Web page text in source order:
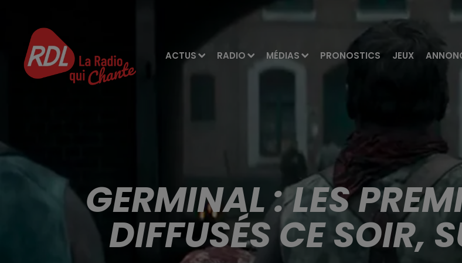
ACTUS RADIO MÉDIAS PRONOSTICS JEUX
GERMINAL : LES
DIFFUSÉS CE SOIR,